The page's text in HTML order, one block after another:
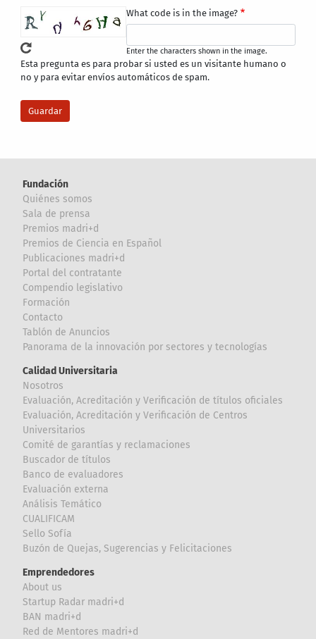
What code is in the image?
Enter the characters shown in the image.
Esta pregunta es para probar si usted es un visitante humano o
no y para evitar envíos automáticos de spam.
Fundación
Quiénes somos
Sala de prensa
Premios madri+d
Premios de Ciencia en Español
Publicaciones madri+d
Portal del contratante
Compendio legislativo
Formación
Contacto
Tablón de Anuncios
Panorama de la innovación por sectores y tecnologías
Calidad Universitaria
Nosotros
Evaluación, Acreditación y Verificación de títulos oficiales
Evaluación, Acreditación y Verificación de Centros
Universitarios
Comité de garantías y reclamaciones
Buscador de títulos
Banco de evaluadores
Evaluación externa
Análisis Temático
CUALIFICAM
Sello Sofía
Buzón de Quejas, Sugerencias y Felicitaciones
Emprendedores
About us
Startup Radar madri+d
BAN madri+d
Red de Mentores madri+d